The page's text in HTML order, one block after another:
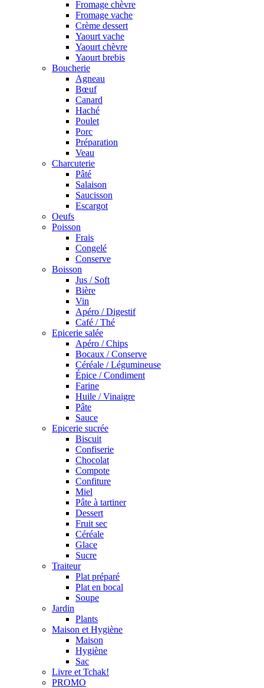
Fromage chèvre
Fromage vache
Crème dessert
Yaourt vache
Yaourt chèvre
Yaourt brebis
Boucherie
Agneau
Bœuf
Canard
Haché
Poulet
Porc
Préparation
Veau
Charcuterie
Pâté
Salaison
Saucisson
Escargot
Oeufs
Poisson
Frais
Congelé
Conserve
Boisson
Jus / Soft
Bière
Vin
Apéro / Digestif
Café / Thé
Epicerie salée
Apéro / Chips
Bocaux / Conserve
Céréale / Légumineuse
Épice / Condiment
Farine
Huile / Vinaigre
Pâte
Sauce
Epicerie sucrée
Biscuit
Confiserie
Chocolat
Compote
Confiture
Miel
Pâte à tartiner
Dessert
Fruit sec
Céréale
Glace
Sucre
Traiteur
Plat préparé
Plat en bocal
Soupe
Jardin
Plants
Maison et Hygiène
Maison
Hygiène
Sac
Livre et Tchak!
PROMO